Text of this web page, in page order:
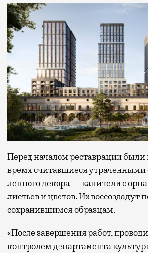
Перед началом реставрации были
время считавшиеся
лепного декора — капители с
листьев и цветов. Их воссоздадут
сохранившимся образцам.
«После завершения работ,
контролем департамента